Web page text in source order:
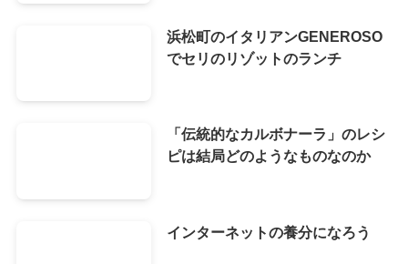
浜松町のイタリアンGENEROSO
でセリのリゾットのランチ
「伝統的なカルボナーラ」のレシ
ピは結局どのようなものなのか
インターネットの養分になろう